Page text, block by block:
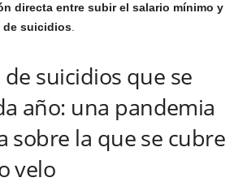
directa entre subir el salario mínimo y
de suicidios
suicidios que se
año: una pandemia
sobre la que se cubre
velo